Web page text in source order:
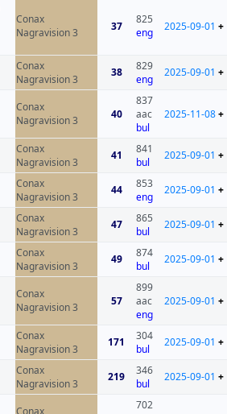
Conax
Nagravision 3
37
825
eng
2025-09-01 +
Conax
Nagravision 3
38
829
eng
2025-09-01 +
Conax
Nagravision 3
40
837
aac
bul
2025-11-08+
Conax
Nagravision 3
41
841
bul
2025-09-01 +
Conax
Nagravision 3
44
853
eng
2025-09-01 +
Conax
Nagravision 3
47
865
bul
2025-09-01 +
Conax
Nagravision 3
49
874
bul
2025-09-01 +
Conax
Nagravision 3
57
899
aac
eng
2025-09-01 +
Conax
Nagravision 3
171
304
bul
2025-09-01 +
Conax
Nagravision 3
219
346
bul
2025-09-01 +
702